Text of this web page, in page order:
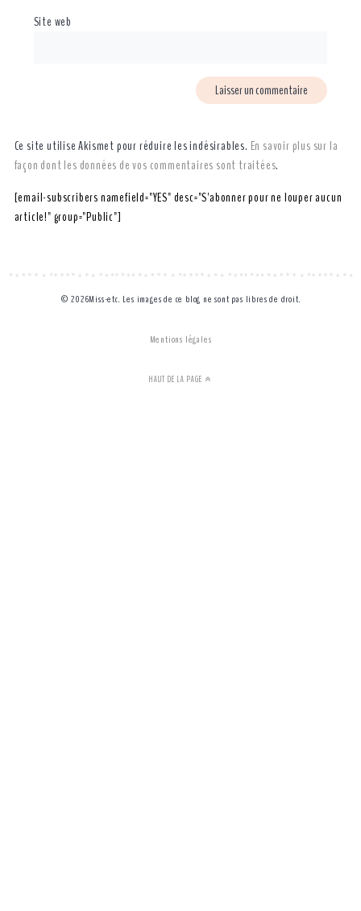
Site web
Ce site utilise Akismet pour réduire les indésirables. En savoir plus sur la
façon dont les données de vos commentaires sont traitées.
[email-subscribers namefield="YES" desc="S'abonner pour ne louper aucun
article!" group="Public"]
© 2026Miss-etc. Les images de ce blog ne sont pas libres de droit.
Mentions légales
HAUT DE LA PAGE